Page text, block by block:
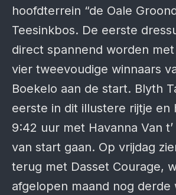
hoofdterrein “de Oale
Teesinkbos. De eerste
direct spannend worden
vier tweevoudige winnaars
Boekelo aan de start. Blyth
eerste in dit illustere rijtje en
9:42 uur met Havanna Van
van start gaan. Op vrijdag
terug met Dasset Courage,
afgelopen maand nog derde